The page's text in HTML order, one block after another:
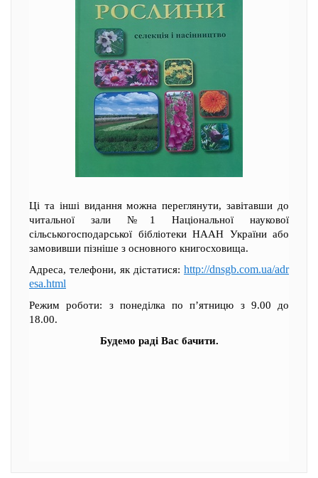
Ці та інші видання можна переглянути, завітавши до
читальної зали №1 Національної наукової
сільськогосподарської бібліотеки НААН України або
замовивши пізніше з основного книгосховища.
Адреса, телефони, як дістатися: http://dnsgb.com.ua/adr
esa.html
Режим роботи: з понеділка по п’ятницю з 9.00 до
18.00.
Будемо раді Вас бачити.